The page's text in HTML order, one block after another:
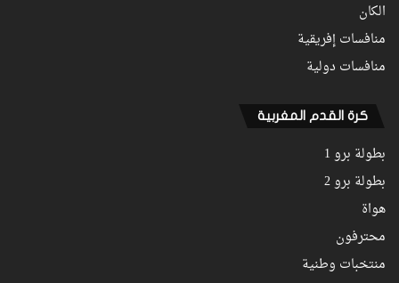
الكان
منافسات إفريقية
منافسات دولية
كرة القدم المغربية
بطولة برو 1
بطولة برو 2
هواة
محترفون
منتخبات وطنية